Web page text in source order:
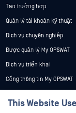
Tạo trường hợp
Quản lý tài khoản kỹ thuật
Dịch vụ chuyên nghiệp
Được quản lý My OPSWAT
Dịch vụ triển khai
Cổng thông tin My OPSWAT
This Website